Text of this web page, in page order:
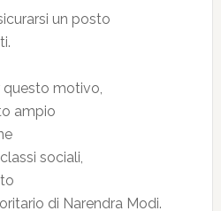
un posto
motivo,
ampio
sociali,
di Narendra Modi.